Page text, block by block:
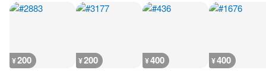
¥200 ¥200 ¥400 ¥400